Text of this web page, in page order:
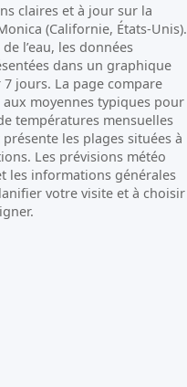
claires et à jour sur la
(Californie, États-Unis).
l’eau, les données
dans un graphique
jours. La page compare
aux moyennes typiques pour
températures mensuelles
les plages situées à
Les prévisions météo
les informations générales
votre visite et à choisir